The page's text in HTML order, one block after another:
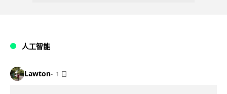
人工智能
Lawton 1 日